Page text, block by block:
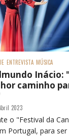
ENTREVISTA MÚSICA
Inácio:
caminho
2023
o "Festival da
Portugal, para ser